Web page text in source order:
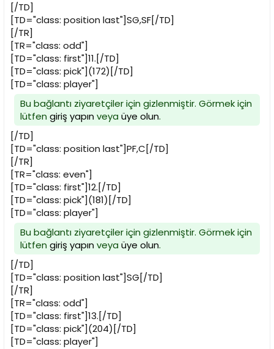
[/TD]
[TD="class: position last"]SG,SF[/TD]
[/TR]
[TR="class: odd"]
[TD="class: first"]11.[/TD]
[TD="class: pick"](172)[/TD]
[TD="class: player"]
Bu bağlantı ziyaretçiler için gizlenmiştir. Görmek için
lütfen giriş yapınveya üye olun.
[/TD]
[TD="class: position last"]PF,C[/TD]
[/TR]
[TR="class: even"]
[TD="class: first"]12.[/TD]
[TD="class: pick"](181)[/TD]
[TD="class: player"]
Bu bağlantı ziyaretçiler için gizlenmiştir. Görmek için
lütfen giriş yapınveya üye olun.
[/TD]
[TD="class: position last"]SG[/TD]
[/TR]
[TR="class: odd"]
[TD="class: first"]13.[/TD]
[TD="class: pick"](204)[/TD]
[TD="class: player"]